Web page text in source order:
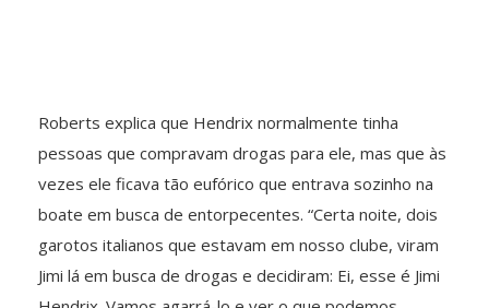
Roberts explica que Hendrix normalmente tinha
pessoas que compravam drogas para ele, mas que às
vezes ele ficava tão eufórico que entrava sozinho na
boate em busca de entorpecentes. “Certa noite, dois
garotos italianos que estavam em nosso clube, viram
Jimi lá em busca de drogas e decidiram: Ei, esse é Jimi